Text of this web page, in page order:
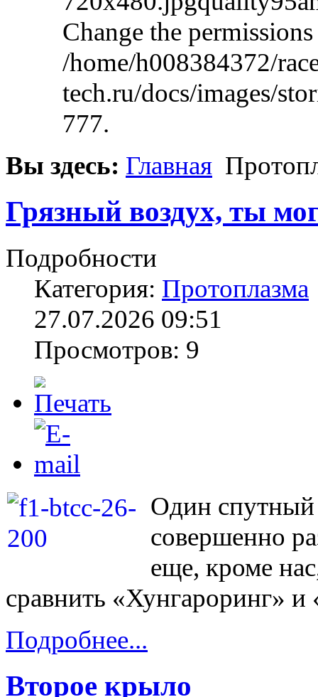
Change the
/home/h008384372/
tech.ru/docs/images/
777.
Вы здесь: Главная
Грязный воздух, ты
Подробности
Категория: Протоплазма
27.07.2026 09:51
Просмотров: 9
Один спутный
совершенно
еще, кроме
сравнить «Хунгароринг» и
Подробнее...
Второе крыло